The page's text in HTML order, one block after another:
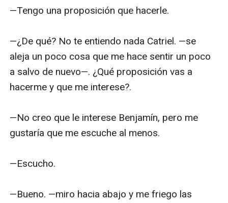
—Tengo una proposición que hacerle.
—¿De qué? No te entiendo nada Catriel. —se
aleja un poco cosa que me hace sentir un poco
a salvo de nuevo—. ¿Qué proposición vas a
hacerme y que me interese?.
—No creo que le interese Benjamín, pero me
gustaría que me escuche al menos.
—Escucho.
—Bueno. —miro hacia abajo y me friego las